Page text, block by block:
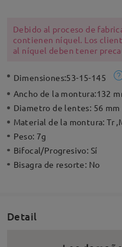
Debido al proceso de
contienen níquel. Los
al níquel deben tener
Dimensiones:53-15-145
Ancho de la montura:132
Diametro de lentes: 56 mm
Material de la montura:Tr
Peso: 7g
Bifocal/Progresivo: Sí
Bisagra de resorte: No
Detail